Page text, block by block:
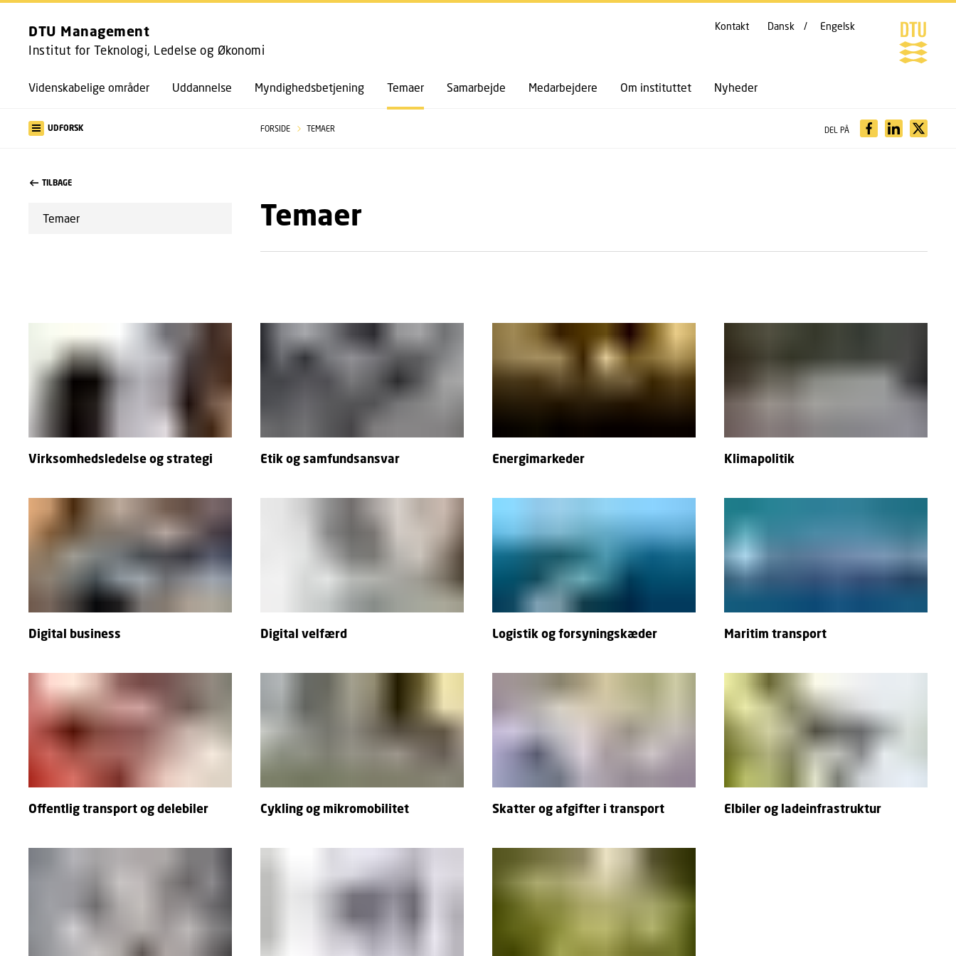
GÅ TIL PRIMÆRT INDHOLD (TRYK ENTER).
DTU Management
Institut for Teknologi, Ledelse og Økonomi
Videnskabelige områder Uddannelse Myndighedsbetjening Temaer Samarbejde Medarbejdere Om instituttet Nyheder
Kontakt Dansk Engelsk
UDFORSK FORSIDE TEMAER DEL PÅ
TILBAGE
Temaer Temaer
Virksomhedsledelse og strategi Etik og samfundsansvar Energimarkeder Klimapolitik
Digital business Digital velfærd Logistik og forsyningskæder Maritim transport
Offentlig transport og delebiler Cykling og mikromobilitet Skatter og afgifter i transport Elbiler og ladeinfrastruktur